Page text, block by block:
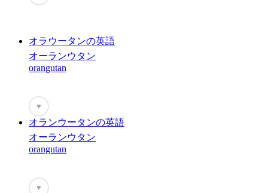
オラウータンの英語
オーランウタン
orangutan
♥
オランウータンの英語
オーランウタン
orangutan
♥